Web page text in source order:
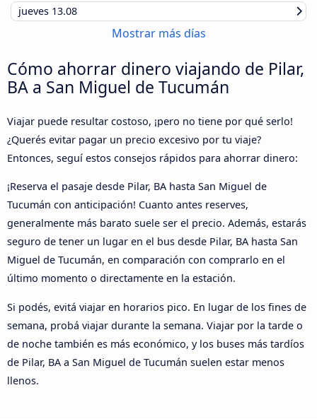
jueves 13.08
Mostrar más días
Cómo ahorrar dinero viajando de Pilar,
BA a San Miguel de Tucumán
Viajar puede resultar costoso, ¡pero no tiene por qué serlo!
¿Querés evitar pagar un precio excesivo por tu viaje?
Entonces, seguí estos consejos rápidos para ahorrar dinero:
¡Reserva el pasaje desde Pilar, BA hasta San Miguel de
Tucumán con anticipación! Cuanto antes reserves,
generalmente más barato suele ser el precio. Además, estarás
seguro de tener un lugar en el bus desde Pilar, BA hasta San
Miguel de Tucumán, en comparación con comprarlo en el
último momento o directamente en la estación.
Si podés, evitá viajar en horarios pico. En lugar de los fines de
semana, probá viajar durante la semana. Viajar por la tarde o
de noche también es más económico, y los buses más tardíos
de Pilar, BA a San Miguel de Tucumán suelen estar menos
llenos.